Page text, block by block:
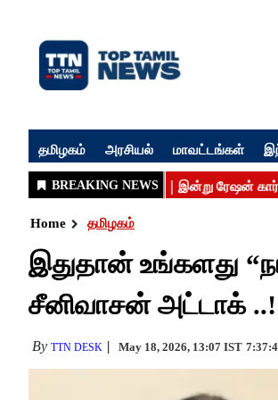
தமிழகம் அரசியல் மாவட்டங்கள்
Home தமிழகம்
இதுதான் உங்களது
சீனிவாசன் அட்டாக் ..!
By TTN DESK May 18, 2026, 13:07 IST